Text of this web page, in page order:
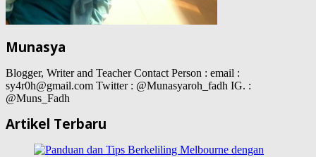
Munasya
Blogger, Writer and Teacher Contact Person : email :
sy4r0h@gmail.com Twitter : @Munasyaroh_fadh IG. :
@Muns_Fadh
Artikel Terbaru